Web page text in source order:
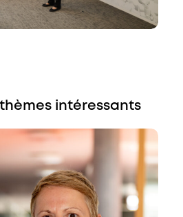
intéressants